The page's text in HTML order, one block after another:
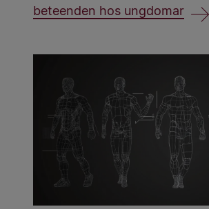
beteenden hos ungdomar